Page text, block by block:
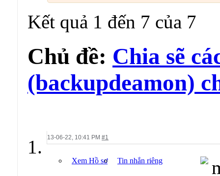
Kết quả 1 đến 7 của 7
Chủ đề: Chia sẽ
(backupdeamon)
13-06-22, 10:41 PM #1
Xem Hồ sơ Tin nhắn riêng